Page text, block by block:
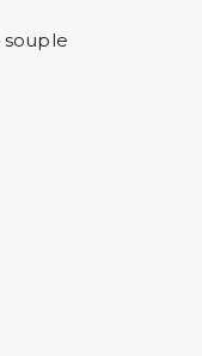
souple